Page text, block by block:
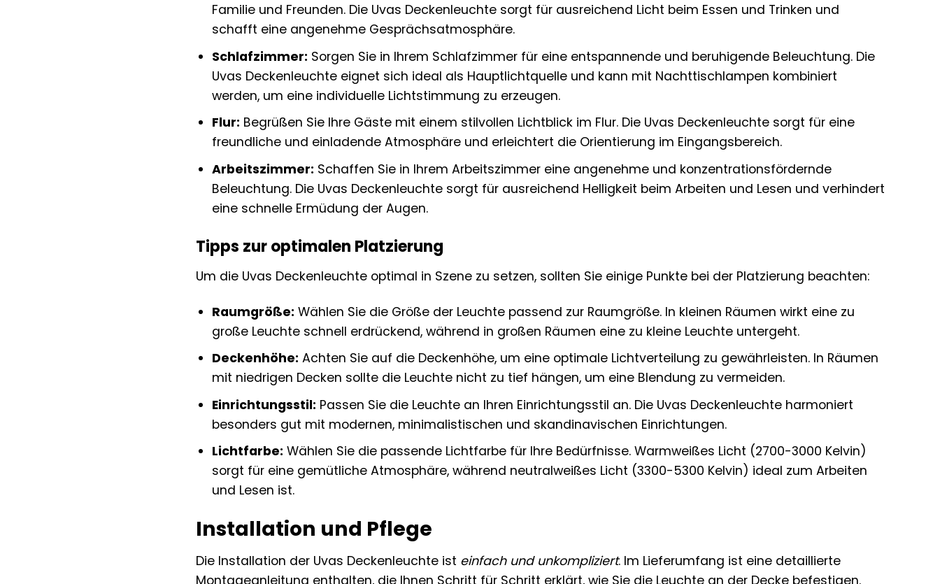
Familie und Freunden. Die Uvas Deckenleuchte sorgt für ausreichend Licht beim Essen und Trinken und
schafft eine angenehme Gesprächsatmosphäre.
Schlafzimmer: Sorgen Sie in Ihrem Schlafzimmer für eine entspannende und beruhigende Beleuchtung. Die
Uvas Deckenleuchte eignet sich ideal als Hauptlichtquelle und kann mit Nachttischlampen kombiniert
werden, um eine individuelle Lichtstimmung zu erzeugen.
Flur: Begrüßen Sie Ihre Gäste mit einem stilvollen Lichtblick im Flur. Die Uvas Deckenleuchte sorgt für eine
freundliche und einladende Atmosphäre und erleichtert die Orientierung im Eingangsbereich.
Arbeitszimmer: Schaffen Sie in Ihrem Arbeitszimmer eine angenehme und konzentrationsfördernde
Beleuchtung. Die Uvas Deckenleuchte sorgt für ausreichend Helligkeit beim Arbeiten und Lesen und verhindert
eine schnelle Ermüdung der Augen.
Tipps zur optimalen Platzierung
Um die Uvas Deckenleuchte optimal in Szene zu setzen, sollten Sie einige Punkte bei der Platzierung beachten:
Raumgröße: Wählen Sie die Größe der Leuchte passend zur Raumgröße. In kleinen Räumen wirkt eine zu
große Leuchte schnell erdrückend, während in großen Räumen eine zu kleine Leuchte untergeht.
Deckenhöhe: Achten Sie auf die Deckenhöhe, um eine optimale Lichtverteilung zu gewährleisten. In Räumen
mit niedrigen Decken sollte die Leuchte nicht zu tief hängen, um eine Blendung zu vermeiden.
Einrichtungsstil: Passen Sie die Leuchte an Ihren Einrichtungsstil an. Die Uvas Deckenleuchte harmoniert
besonders gut mit modernen, minimalistischen und skandinavischen Einrichtungen.
Lichtfarbe: Wählen Sie die passende Lichtfarbe für Ihre Bedürfnisse. Warmweißes Licht (2700-3000 Kelvin)
sorgt für eine gemütliche Atmosphäre, während neutralweißes Licht (3300-5300 Kelvin) ideal zum Arbeiten
und Lesen ist.
Installation und Pflege
Die Installation der Uvas Deckenleuchte ist einfach und unkompliziert. Im Lieferumfang ist eine detaillierte